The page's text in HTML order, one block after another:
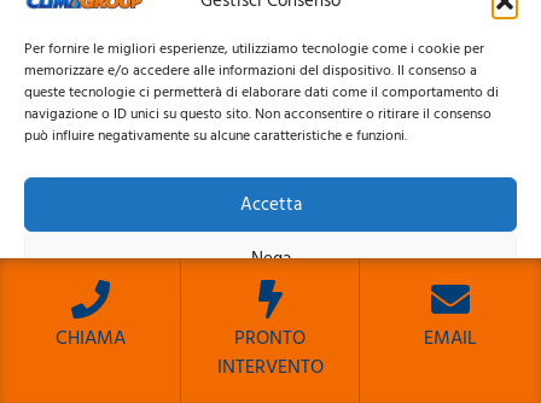
Per fornire le migliori esperienze, utilizziamo tecnologie come i cookie per
memorizzare e/o accedere alle informazioni del dispositivo. Il consenso a
queste tecnologie ci permetterà di elaborare dati come il comportamento di
navigazione o ID unici su questo sito. Non acconsentire o ritirare il consenso
può influire negativamente su alcune caratteristiche e funzioni.
Accetta
Nega
Visualizza le preferenze
Cookie PolicyPrivacy Policy
Dove Siamo
Contatti
Lavora con Noi
SERVIZI CALDAIE
Assistenza
Bollino Blu
Installazione
CHIAMA
PRONTO
INTERVENTO
EMAIL